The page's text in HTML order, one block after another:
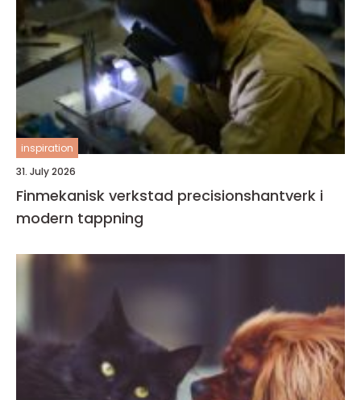
inspiration
31. July 2026
Finmekanisk verkstad precisionshantverk i
modern tappning